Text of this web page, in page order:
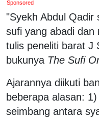
Sponsored
"Syekh Abdul Qadir
sufi yang abadi dan
tulis peneliti barat J
bukunya The Sufi
Ajarannya diikuti
beberapa alasan:
seimbang antara